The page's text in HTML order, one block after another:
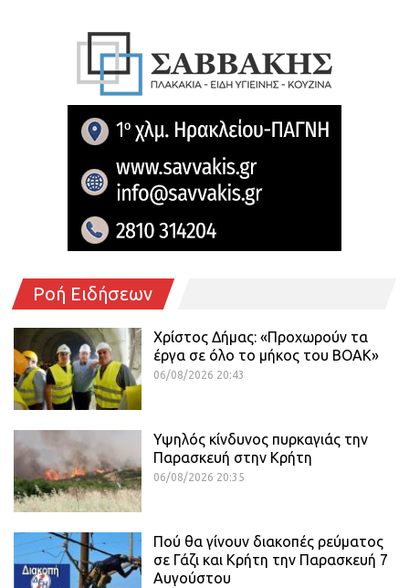
Ροή Ειδήσεων
Χρίστος Δήμας: «Προχωρούν τα
έργα σε όλο το μήκος του ΒΟΑΚ»
06/08/2026 20:43
Υψηλός κίνδυνος πυρκαγιάς την
Παρασκευή στην Κρήτη
06/08/2026 20:35
Πού θα γίνουν διακοπές ρεύματος
σε Γάζι και Κρήτη την Παρασκευή 7
Αυγούστου